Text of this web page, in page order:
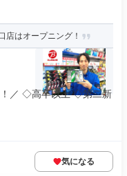
店はオープニング！
！／ ◇高卒以上 ◇第二新
気になる